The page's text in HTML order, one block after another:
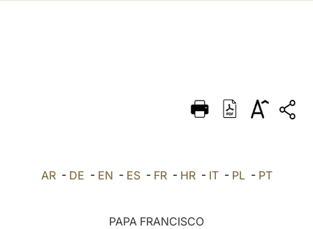
DEUTSCH
العربيّة AR- DE - EN - ES- FR- HR- IT- PL- PT
PAPA FRANCISCO